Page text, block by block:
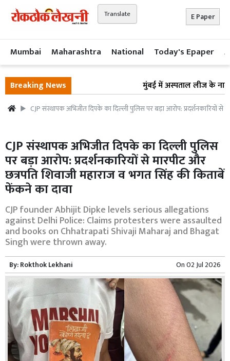
Translate E Paper
Mumbai Maharashtra National Today's Epaper
Breaking News मुंबई में अस्पताल लीज के नाम
CJP संस्थापक अभिजीत दिपके का दिल्ली पुलिस पर बड़ा आरोप: प्रदर्शनकारियों से
CJP संस्थापक अभिजीत दिपके का दिल्ली पुलिस
पर बड़ा आरोप: प्रदर्शनकारियों से मारपीट और
छत्रपति शिवाजी महाराज व भगत सिंह की किताबें
फेंकने का दावा
CJP founder Abhijit Dipke levels serious allegations
against Delhi Police: Claims protesters were assaulted
and books on Chhatrapati Shivaji Maharaj and Bhagat
Singh were thrown away.
By:Rokthok Lekhani On02 Jul 2026